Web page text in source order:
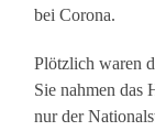
bei Corona.
Plötzlich waren
Sie nahmen das
nur der